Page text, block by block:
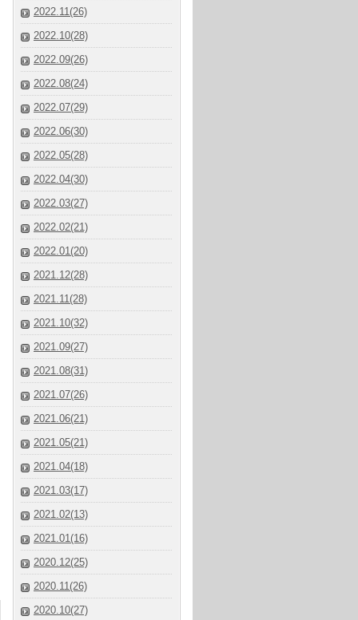
2022.11(26)
2022.10(28)
2022.09(26)
2022.08(24)
2022.07(29)
2022.06(30)
2022.05(28)
2022.04(30)
2022.03(27)
2022.02(21)
2022.01(20)
2021.12(28)
2021.11(28)
2021.10(32)
2021.09(27)
2021.08(31)
2021.07(26)
2021.06(21)
2021.05(21)
2021.04(18)
2021.03(17)
2021.02(13)
2021.01(16)
2020.12(25)
2020.11(26)
2020.10(27)